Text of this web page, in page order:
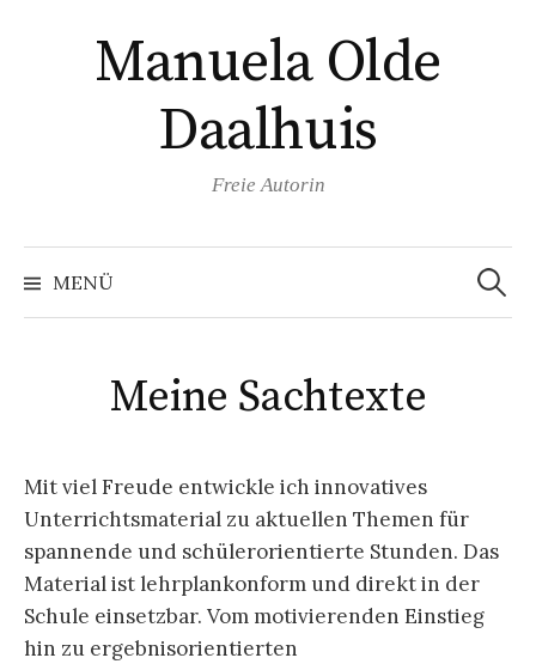
Manuela Olde
Daalhuis
Freie Autorin
MENÜ
Suchen
nach:
Meine Sachtexte
Mit viel Freude entwickle ich innovatives
Unterrichtsmaterial zu aktuellen Themen für
spannende und schülerorientierte Stunden. Das
Material ist lehrplankonform und direkt in der
Schule einsetzbar. Vom motivierenden Einstieg
hin zu ergebnisorientierten